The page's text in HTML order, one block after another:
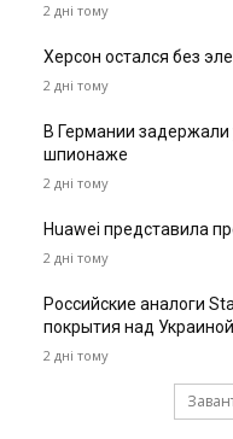
2 дні тому
Херсон остался без
2 дні тому
В Германии
шпионаже
2 дні тому
Huawei представила
2 дні тому
Российские аналоги
покрытия над Украиной
2 дні тому